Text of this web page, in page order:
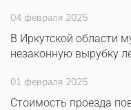
04 февраля 2025
В Иркутской области
незаконную вырубку
01 февраля 2025
Стоимость проезда